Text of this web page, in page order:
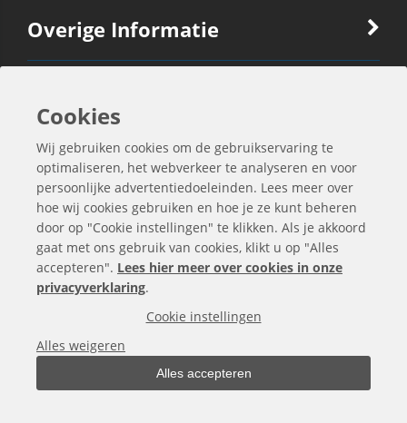
Overige Informatie
Ook Interessant
Contactgegevens
Alle bedragen zijn exclusief BTW
Cookies
Wij gebruiken cookies om de gebruikservaring te
optimaliseren, het webverkeer te analyseren en voor
persoonlijke advertentiedoeleinden. Lees meer over
hoe wij cookies gebruiken en hoe je ze kunt beheren
door op "Cookie instellingen" te klikken. Als je akkoord
gaat met ons gebruik van cookies, klikt u op "Alles
accepteren". Lees hier meer over cookies in onze
privacyverklaring.
Cookie instellingen
Alles weigeren
Alles accepteren